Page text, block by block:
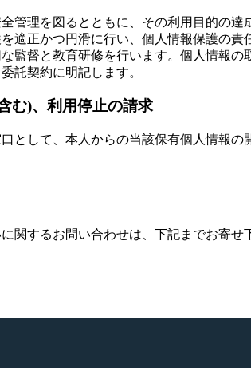
管理を図るとともに、その利用目的の
適正かつ円滑に行い、個人情報保護の
監督と教育研修を行います。個人情報
託契約に明記します。
む)、利用停止の請求
として、本人からの当該保有個人情報の
関するお問い合わせは、下記までお寄せ